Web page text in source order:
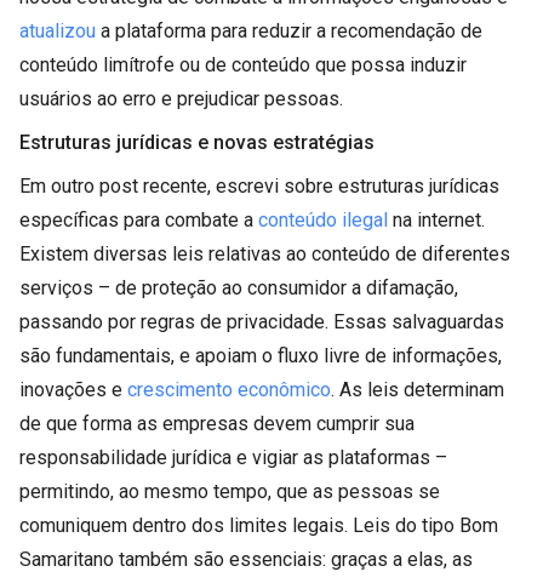
atualizou a plataforma para reduzir a recomendação de
conteúdo limítrofe ou de conteúdo que possa induzir
usuários ao erro e prejudicar pessoas.
Estruturas jurídicas e novas estratégias
Em outro post recente, escrevi sobre estruturas jurídicas
específicas para combate a conteúdo ilegal na internet.
Existem diversas leis relativas ao conteúdo de diferentes
serviços – de proteção ao consumidor a difamação,
passando por regras de privacidade. Essas salvaguardas
são fundamentais, e apoiam o fluxo livre de informações,
inovações e crescimento econômico. As leis determinam
de que forma as empresas devem cumprir sua
responsabilidade jurídica e vigiar as plataformas –
permitindo, ao mesmo tempo, que as pessoas se
comuniquem dentro dos limites legais. Leis do tipo Bom
Samaritano também são essenciais: graças a elas, as